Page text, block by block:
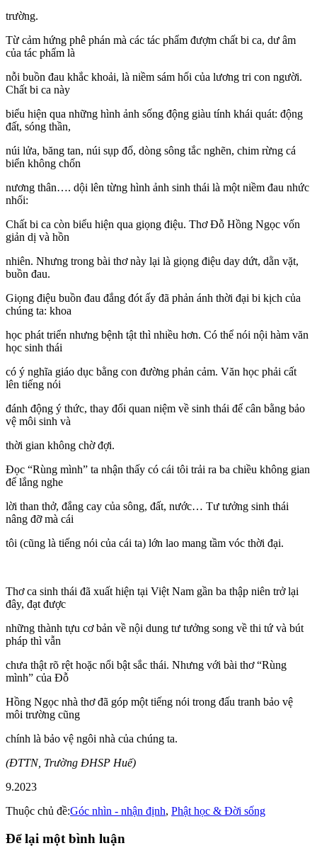
trường.
Từ cảm hứng phê phán mà các tác phẩm đượm chất bi ca, dư âm
của tác phẩm là
nỗi buồn đau khắc khoải, là niềm sám hối của lương tri con người.
Chất bi ca này
biểu hiện qua những hình ảnh sống động giàu tính khái quát: động
đất, sóng thần,
núi lửa, băng tan, núi sụp đổ, dòng sông tắc nghẽn, chim rừng cá
biển không chốn
nương thân…. dội lên từng hình ảnh sinh thái là một niềm đau nhức
nhối:
Chất bi ca còn biểu hiện qua giọng điệu. Thơ Đỗ Hồng Ngọc vốn
giản dị và hồn
nhiên. Nhưng trong bài thơ này lại là giọng điệu day dứt, dằn vặt,
buồn đau.
Giọng điệu buồn đau đắng đót ấy đã phản ánh thời đại bi kịch của
chúng ta: khoa
học phát triển nhưng bệnh tật thì nhiều hơn. Có thể nói nội hàm văn
học sinh thái
có ý nghĩa giáo dục bằng con đường phản cảm. Văn học phải cất
lên tiếng nói
đánh động ý thức, thay đổi quan niệm về sinh thái để cân bằng bảo
vệ môi sinh và
thời gian không chờ đợi.
Đọc “Rùng mình” ta nhận thấy có cái tôi trải ra ba chiều không gian
để lắng nghe
lời than thở, đắng cay của sông, đất, nước… Tư tưởng sinh thái
nâng đỡ mà cái
tôi (cũng là tiếng nói của cái ta) lớn lao mang tầm vóc thời đại.
Thơ ca sinh thái đã xuất hiện tại Việt Nam gần ba thập niên trở lại
đây, đạt được
những thành tựu cơ bản về nội dung tư tưởng song về thi tứ và bút
pháp thì vẫn
chưa thật rõ rệt hoặc nổi bật sắc thái. Nhưng với bài thơ “Rùng
mình” của Đỗ
Hồng Ngọc nhà thơ đã góp một tiếng nói trong đấu tranh bảo vệ
môi trường cũng
chính là bảo vệ ngôi nhà của chúng ta.
(ĐTTN, Trường ĐHSP Huế)
9.2023
Thuộc chủ đề:Góc nhìn - nhận định, Phật học & Đời sống
Để lại một bình luận